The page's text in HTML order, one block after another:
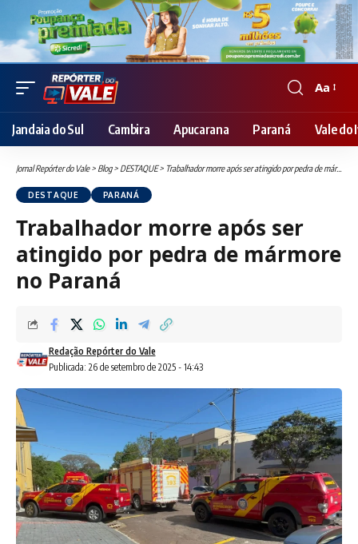
Font
Resizer
Aa
Jandaia do Sul Cambira Apucarana Paraná Vale do
Jornal Repórter do Vale> Blog> DESTAQUE> Trabalhador morre após ser atingido por pedra de mármore no Paraná
DESTAQUE PARANÁ
Trabalhador morre após ser
atingido por pedra de mármore
no Paraná
Publicada: 26 de setembro de 2025 - 14:43
Redação Repórter do Vale